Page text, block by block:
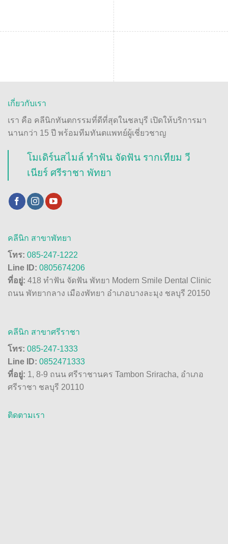
เกี่ยวกับเรา
เรา คือ คลีนิกทันตกรรมที่ดีที่สุดในชลบุรี เปิดให้บริการมา
นานกว่า 15 ปี พร้อมทีมทันตแพทย์ผู้เชี่ยวชาญ
โมเดิร์นสไมล์ ทำฟัน จัดฟัน รากเทียม วี
เนียร์ ศรีราชา พัทยา
คลีนิก สาขาพัทยา
โทร: 085-247-1222
Line ID: 0805674206
ที่อยู่: 418 ทำฟัน จัดฟัน พัทยา Modern Smile Dental Clinic
ถนน พัทยากลาง เมืองพัทยา อำเภอบางละมุง ชลบุรี 20150
คลีนิก สาขาศรีราชา
โทร: 085-247-1333
Line ID: 0852471333
ที่อยู่: 1, 8-9 ถนน ศรีราชานคร Tambon Sriracha, อำเภอ
ศรีราชา ชลบุรี 20110
ติดตามเรา